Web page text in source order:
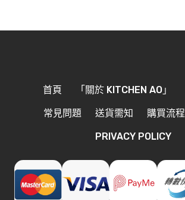
首頁 「關於 KITCHEN AO」
常見問題 送貨需知 購買流程
PRIVACY POLICY